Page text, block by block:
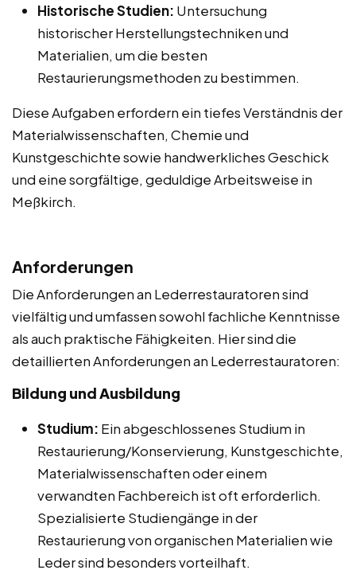
Historische Studien: Untersuchung
historischer Herstellungstechniken und
Materialien, um die besten
Restaurierungsmethoden zu bestimmen.
Diese Aufgaben erfordern ein tiefes Verständnis der
Materialwissenschaften, Chemie und
Kunstgeschichte sowie handwerkliches Geschick
und eine sorgfältige, geduldige Arbeitsweise in
Meßkirch.
Anforderungen
Die Anforderungen an Lederrestauratoren sind
vielfältig und umfassen sowohl fachliche Kenntnisse
als auch praktische Fähigkeiten. Hier sind die
detaillierten Anforderungen an Lederrestauratoren:
Bildung und Ausbildung
Studium: Ein abgeschlossenes Studium in
Restaurierung/Konservierung, Kunstgeschichte,
Materialwissenschaften oder einem
verwandten Fachbereich ist oft erforderlich.
Spezialisierte Studiengänge in der
Restaurierung von organischen Materialien wie
Leder sind besonders vorteilhaft.